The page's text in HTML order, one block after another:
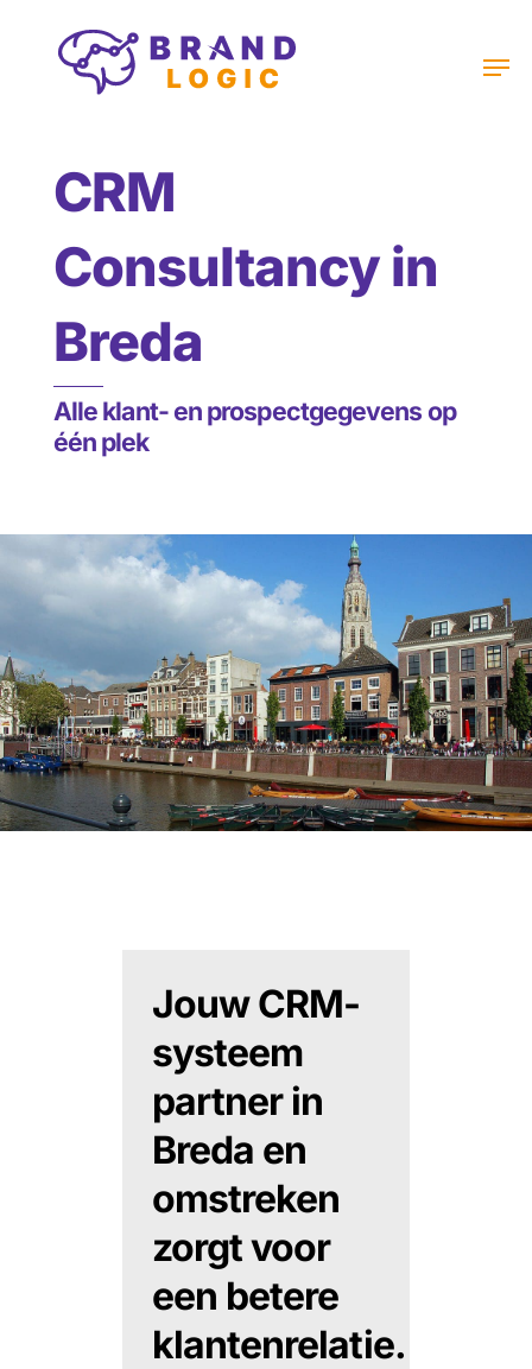
content
CRM
Consultancy in
Breda
Alle klant- en prospectgegevens op
één plek
Jouw CRM-
systeem
partner in
Breda en
omstreken
zorgt voor
een betere
klantenrelatie.